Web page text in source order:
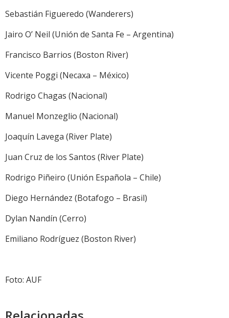
Sebastián Figueredo (Wanderers)
Jairo O’ Neil (Unión de Santa Fe – Argentina)
Francisco Barrios (Boston River)
Vicente Poggi (Necaxa – México)
Rodrigo Chagas (Nacional)
Manuel Monzeglio (Nacional)
Joaquín Lavega (River Plate)
Juan Cruz de los Santos (River Plate)
Rodrigo Piñeiro (Unión Española – Chile)
Diego Hernández (Botafogo – Brasil)
Dylan Nandín (Cerro)
Emiliano Rodríguez (Boston River)
Foto: AUF